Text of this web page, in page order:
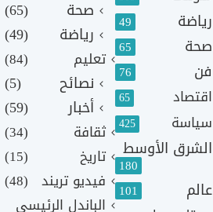
رياضة 49
صحة 65
فن 76
اقتصاد 65
سياسة 425
الشرق الأوسط
180
عالم 101
صحة
(65)
رياضة
(49)
تعليم (84)
نصائح
(5)
أخبار
(59)
ثقافة
(34)
تاريخ
(15)
فيديو تريند (48)
الباندل الرئيسي